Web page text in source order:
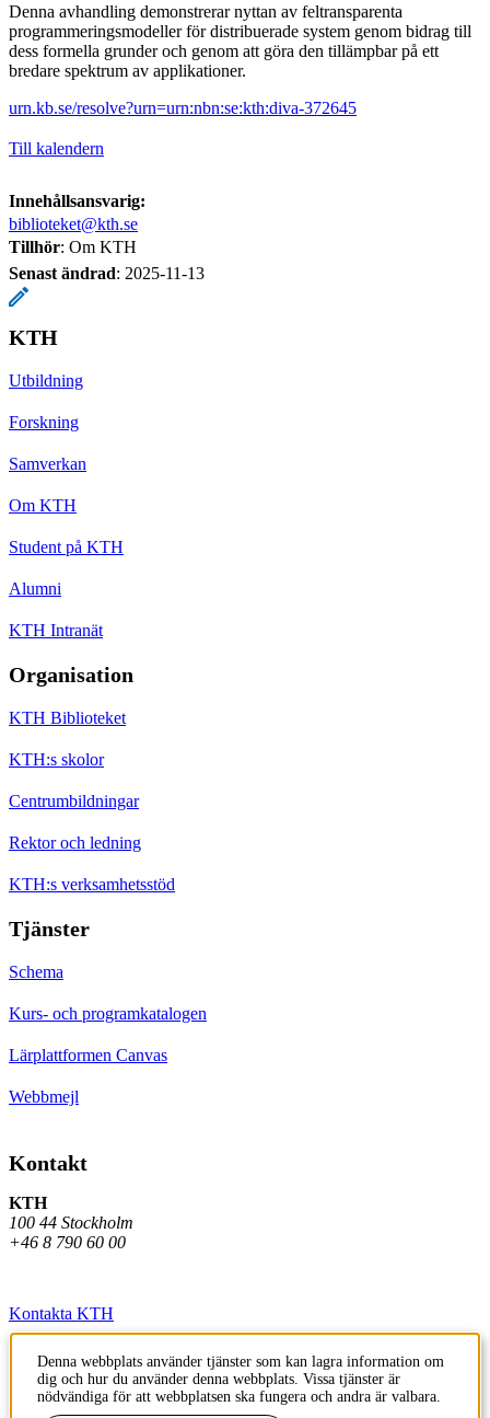
Denna avhandling demonstrerar nyttan av feltransparenta
programmeringsmodeller för distribuerade system genom bidrag till
dess formella grunder och genom att göra den tillämpbar på ett
bredare spektrum av applikationer.
urn.kb.se/resolve?urn=urn:nbn:se:kth:diva-372645
Till kalendern
Innehållsansvarig:
biblioteket@kth.se
Tillhör: Om KTH
Senast ändrad: 2025-11-13
KTH
Utbildning
Forskning
Samverkan
Om KTH
Student på KTH
Alumni
KTH Intranät
Organisation
KTH Biblioteket
KTH:s skolor
Centrumbildningar
Rektor och ledning
KTH:s verksamhetsstöd
Tjänster
Schema
Kurs- och programkatalogen
Lärplattformen Canvas
Webbmejl
Kontakt
KTH
100 44 Stockholm
+46 8 790 60 00
Kontakta KTH
Jobba på KTH
Press och media
Denna webbplats använder tjänster som kan lagra information om
dig och hur du använder denna webbplats. Vissa tjänster är
nödvändiga för att webbplatsen ska fungera och andra är valbara.